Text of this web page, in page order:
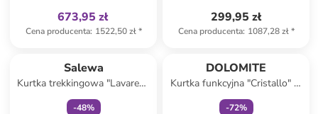
673,95 zł
Cena producenta: 1522,50 zł*
299,95 zł
Cena producenta: 1087,28 zł*
Salewa
Kurtka trekkingowa "Lavaredo
Hemp" w kolorze beżowym
-48%
DOLOMITE
Kurtka funkcyjna "Cristallo" w
kolorze granatowym
-72%